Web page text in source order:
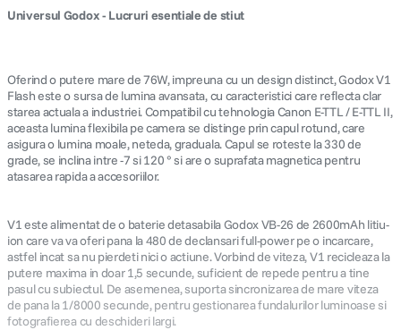
Universul Godox - Lucruri esentiale de stiut
Oferind o putere mare de 76W, impreuna cu un design distinct, Godox V1
Flash este o sursa de lumina avansata, cu caracteristici care reflecta clar
starea actuala a industriei. Compatibil cu tehnologia Canon E-TTL / E-TTL II,
aceasta lumina flexibila pe camera se distinge prin capul rotund, care
asigura o lumina moale, neteda, graduala. Capul se roteste la 330 de
grade, se inclina intre -7 si 120 ° si are o suprafata magnetica pentru
atasarea rapida a accesoriilor.
V1 este alimentat de o baterie detasabila Godox VB-26 de 2600mAh litiu-
ion care va va oferi pana la 480 de declansari full-power pe o incarcare,
astfel incat sa nu pierdeti nici o actiune. Vorbind de viteza, V1 recicleaza la
putere maxima in doar 1,5 secunde, suficient de repede pentru a tine
pasul cu subiectul. De asemenea, suporta sincronizarea de mare viteza
de pana la 1/8000 secunde, pentru gestionarea fundalurilor luminoase si
fotografierea cu deschideri largi.